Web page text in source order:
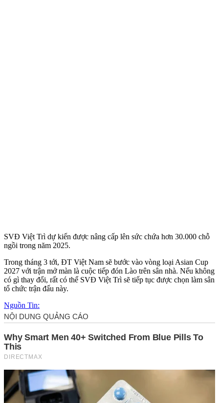
SVĐ Việt Trì dự kiến được nâng cấp lên sức chứa hơn 30.000 chỗ
ngồi trong năm 2025.
Trong tháng 3 tới, ĐT Việt Nam sẽ bước vào vòng loại Asian Cup
2027 với trận mở màn là cuộc tiếp đón Lào trên sân nhà. Nếu không
có gì thay đổi, rất có thể SVĐ Việt Trì sẽ tiếp tục được chọn làm sân
tổ chức trận đấu này.
Nguồn Tin: